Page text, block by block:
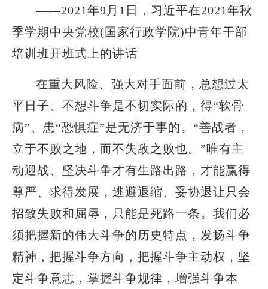
——2021年9月1日，习近平在2021年秋
季学期中央党校(国家行政学院)中青年干部
培训班开班式上的讲话
在重大风险、强大对手面前，总想过太
平日子、不想斗争是不切实际的，得“软骨
病”、患“恐惧症”是无济于事的。“善战者，
立于不败之地，而不失敌之败也。”唯有主
动迎战、坚决斗争才有生路出路，才能赢得
尊严、求得发展，逃避退缩、妥协退让只会
招致失败和屈辱，只能是死路一条。我们必
须把握新的伟大斗争的历史特点，发扬斗争
精神，把握斗争方向，把握斗争主动权，坚
定斗争意志，掌握斗争规律，增强斗争本